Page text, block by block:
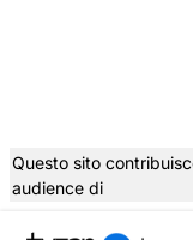
Questo sito
audience di